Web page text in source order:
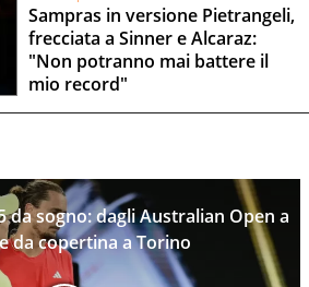
Sampras in versione Pietrangeli,
frecciata a Sinner e Alcaraz:
"Non potranno mai battere il
mio record"
da sogno: dagli Australian Open a
da copertina a Torino